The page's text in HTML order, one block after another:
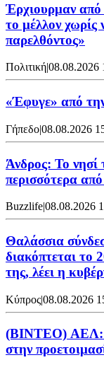
Έρχιουρμαν
το μέλλον χωρίς
παρελθόντος»
Πολιτική|08.08.2026
«Έφυγε» από
Γήπεδο|08.08.2026
Άνδρος: Το
περισσότερα
Buzzlife|08.08.2026
Θαλάσσια
διακόπτεται το
της, λέει η
Κύπρος|08.08.2026
(BINTEO) ΑΕΛ:
στην